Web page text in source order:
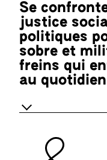
Se
justice
politiques
sobre et
freins qui
au